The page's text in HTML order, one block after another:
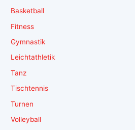
Basketball
Fitness
Gymnastik
Leichtathletik
Tanz
Tischtennis
Turnen
Volleyball